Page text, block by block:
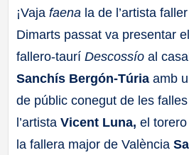
¡Vajafaena la de l’artista
Dimarts passat va presentar
fallero-tauríDescossío al
Sanchís Bergón-Túria amb
de públic conegut de les
l’artista Vicent Luna,el torero
la fallera major de València